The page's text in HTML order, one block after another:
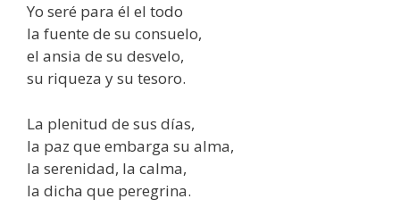
Yo seré para él el todo
la fuente de su consuelo,
el ansia de su desvelo,
su riqueza y su tesoro.
La plenitud de sus días,
la paz que embarga su alma,
la serenidad, la calma,
la dicha que peregrina.